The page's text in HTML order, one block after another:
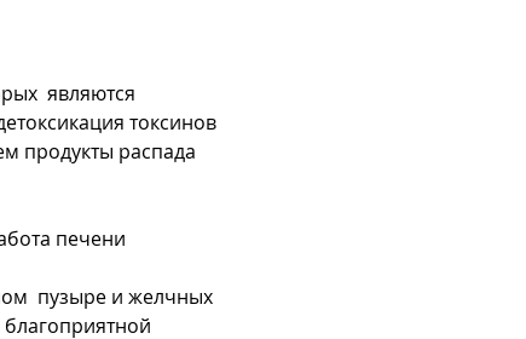
являются
токсинов
продукты распада
печени
пузыре и желчных